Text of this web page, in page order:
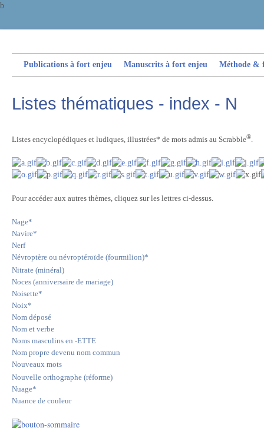
b
Publications à fort enjeu Manuscrits à fort enjeu Méthode &
Listes thématiques - index - N
Listes encyclopédiques et ludiques, illustrées* de mots admis au Scrabble®.
Pour accéder aux autres thèmes, cliquez sur les lettres ci-dessus.
Nage*
Navire*
Nerf
Névroptère ou névroptéroïde (fourmilion)*
Nitrate (minéral)
Noces (anniversaire de mariage)
Noisette*
Noix*
Nom déposé
Nom et verbe
Noms masculins en -ETTE
Nom propre devenu nom commun
Nouveaux mots
Nouvelle orthographe (réforme)
Nuage*
Nuance de couleur